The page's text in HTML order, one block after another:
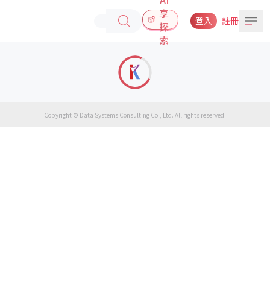
享
探
索
登入 註冊
Copyright © Data Systems Consulting Co., Ltd. All rights reserved.